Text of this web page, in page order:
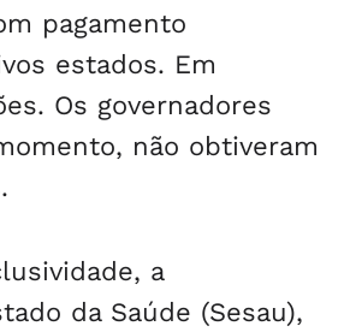
pagamento
estados. Em
Os governadores
não obtiveram
a
da Saúde (Sesau),